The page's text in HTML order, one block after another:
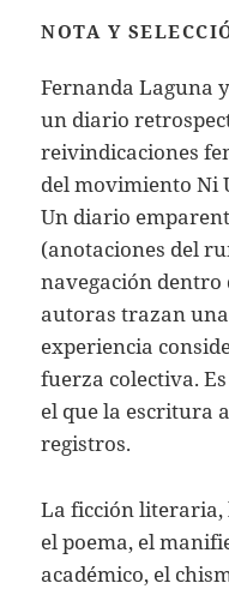
NOTA Y
Fernanda Laguna
un diario
reivindicaciones
del movimiento Ni
Un diario
(anotaciones del
navegación dentro
autoras trazan
experiencia
fuerza colectiva.
el que la escritura
registros.
La ficción literaria,
el poema, el
académico, el